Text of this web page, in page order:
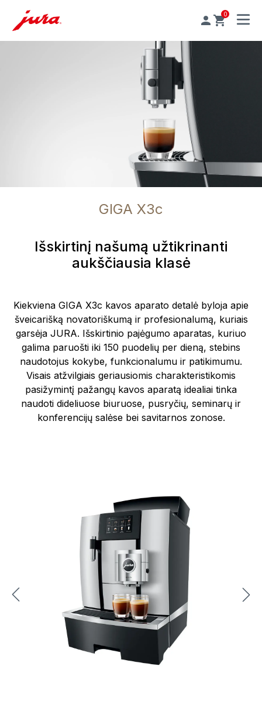
0
MENU
GIGA X3c
Išskirtinį našumą užtikrinanti
aukščiausia klasė
Kiekviena GIGA X3c kavos aparato detalė byloja apie
šveicarišką novatoriškumą ir profesionalumą, kuriais
garsėja JURA. Išskirtinio pajėgumo aparatas, kuriuo
galima paruošti iki 150 puodelių per dieną, stebins
naudotojus kokybe, funkcionalumu ir patikimumu.
Visais atžvilgiais geriausiomis charakteristikomis
pasižymintį pažangų kavos aparatą idealiai tinka
naudoti dideliuose biuruose, pusryčių, seminarų ir
konferencijų salėse bei savitarnos zonose.